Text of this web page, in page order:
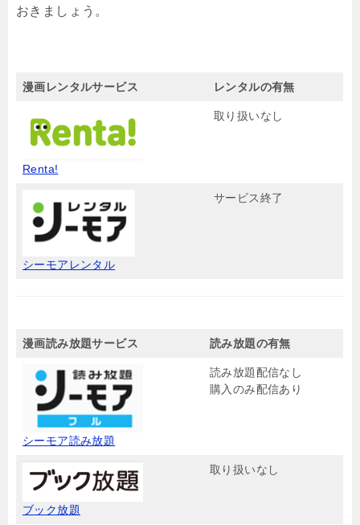
おきましょう。
漫画レンタルサービス レンタルの有無
Renta!
取り扱いなし
シーモアレンタル
サービス終了
漫画読み放題サービス 読み放題の有無
シーモア読み放題
読み放題配信なし
購入のみ配信あり
ブック放題
取り扱いなし